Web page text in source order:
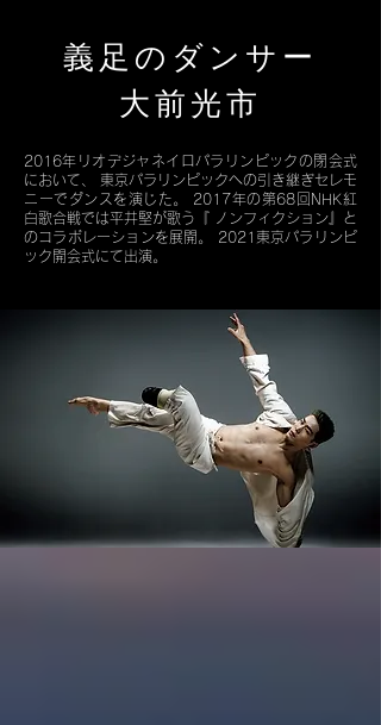
義足のダンサー
​大前光市
2016年リオデジャネイロパラリンピックの閉会式
において、 東京パラリンピックへの引き継ぎセレモ
ニーでダンスを演じた。 2017年の第68回NHK紅
白歌合戦では平井堅が歌う『 ノンフィクション』と
のコラボレーションを展開。 2021東京パラリンピ
ック開会式にて出演。